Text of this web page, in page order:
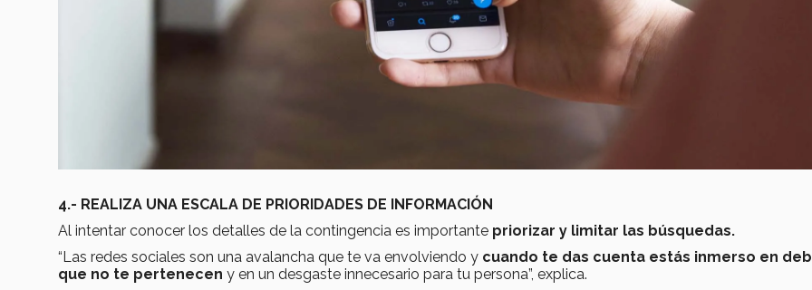
4.- REALIZA UNA ESCALA DE PRIORIDADES DE INFORMACIÓN
Al intentar conocer los detalles de la contingencia es importante priorizar y limitar las búsquedas.
“Las redes sociales son una avalancha que te va envolviendo y cuando te das cuenta estás inmerso en
que no te pertenecen y en un desgaste innecesario para tu persona”, explica.